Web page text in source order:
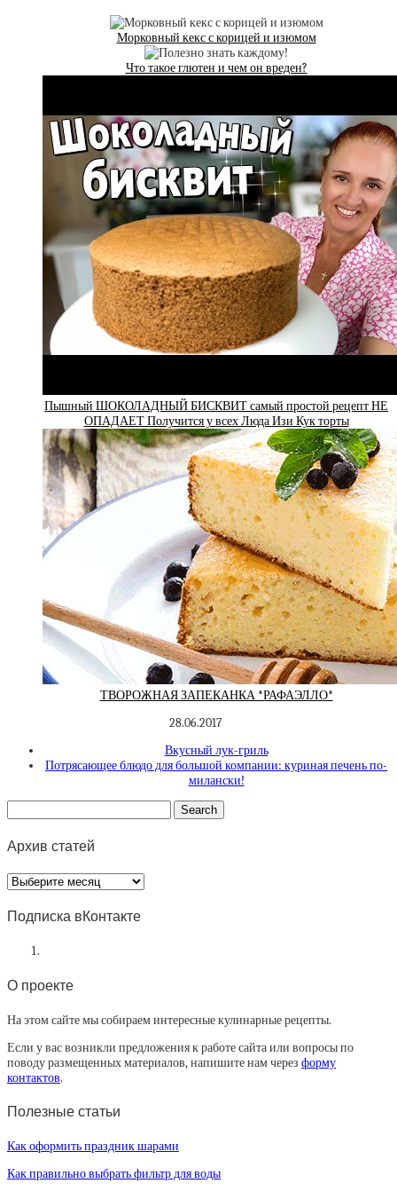
Морковный кекс с корицей и изюмом
Что такое глютен и чем он вреден?
Пышный ШОКОЛАДНЫЙ БИСКВИТ самый простой рецепт НЕ
ОПАДАЕТ Получится у всех Люда Изи Кук торты
ТВОРОЖНАЯ ЗАПЕКАНКА *РАФАЭЛЛО*
28.06.2017
Вкусный лук-гриль
Потрясающее блюдо для большой компании: куриная печень по-
милански!
Архив статей
Архив
статей
Подписка вКонтакте
О проекте
На этом сайте мы собираем интересные кулинарные рецепты.
Если у вас возникли предложения к работе сайта или вопросы по
поводу размещенных материалов, напишите нам через форму
контактов.
Полезные статьи
Как оформить праздник шарами
Как правильно выбрать фильтр для воды